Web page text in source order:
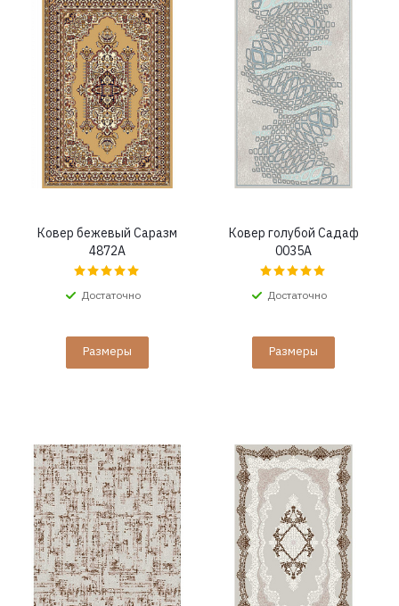
Ковер бежевый Саразм
4872A
Достаточно
Размеры
Ковер голубой Садаф
0035A
Достаточно
Размеры